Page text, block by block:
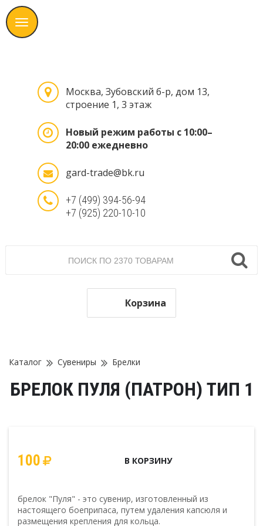
Москва, Зубовский б-р, дом 13,
строение 1, 3 этаж
Новый режим работы с 10:00–
20:00 ежедневно
gard-trade@bk.ru
+7 (499) 394-56-94
+7 (925) 220-10-10
Корзина
Каталог Сувениры Брелки
БРЕЛОК ПУЛЯ (ПАТРОН) ТИП 1
100 В КОРЗИНУ
брелок "Пуля" - это сувенир, изготовленный из
настоящего боеприпаса, путем удаления капсюля и
размещения крепления для кольца.